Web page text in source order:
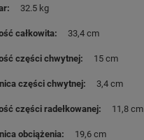
32.5 kg
całkowita 33,4 cm
części chwytnej 15 cm
części chwytnej 3,4 cm
części radełkowanej 11,8 cm
obciążenia 19,6 cm